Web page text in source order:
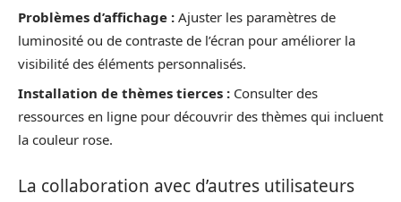
Problèmes d’affichage : Ajuster les paramètres de
luminosité ou de contraste de l’écran pour améliorer la
visibilité des éléments personnalisés.
Installation de thèmes tierces : Consulter des
ressources en ligne pour découvrir des thèmes qui incluent
la couleur rose.
La collaboration avec d’autres utilisateurs